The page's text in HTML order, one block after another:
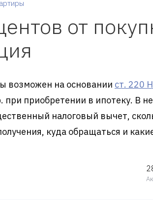
от
возможен на основании ст. 220
приобретении в ипотеку. В
налоговый вычет,
куда обращаться и